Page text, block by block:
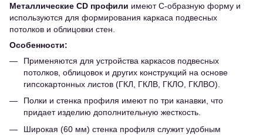
Металлические CD профили имеют С-образную форму и
используются для формирования каркаса подвесных
потолков и облицовки стен.
Особенности:
Применяются для устройства каркасов подвесных
потолков, облицовок и других конструкций на основе
гипсокартонных листов (ГКЛ, ГКЛВ, ГКЛО, ГКЛВО).
Полки и стенка профиля имеют по три канавки, что
придает изделию дополнительную жесткость.
Широкая (60 мм) стенка профиля служит удобным